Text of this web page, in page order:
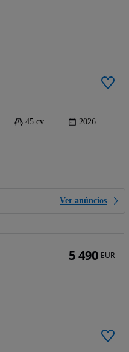
45 cv 2026
Ver anúncios
5 490 EUR